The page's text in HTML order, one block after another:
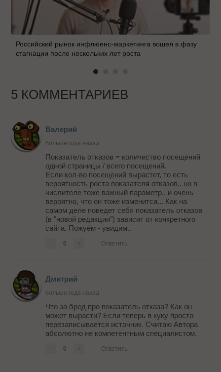
Российский рынок инфлюенс-маркетинга вошел в фазу
стагнации после нескольких лет роста
5 КОММЕНТАРИЕВ
Валерий
больше года назад
Показатель отказов = количество посещений
одной страницы / всего посещений.
Если кол-во посещений вырастет, то есть
вероятность роста показателя отказов.. но в
числителе тоже важный параметр.. и очень
вероятно, что он тоже изменится... Как на
самом деле поведет себя показатель отказов
(в "новой редакции") зависит от конкретного
сайта. Пожуём - увидим..
0 Ответить
Дмитрий
больше года назад
Что за бред про показатель отказа? Как он
может вырасти? Если теперь в куку просто
перезаписывается источник. Считаю Автора
абсолютно не компетентным специалистом.
0 Ответить